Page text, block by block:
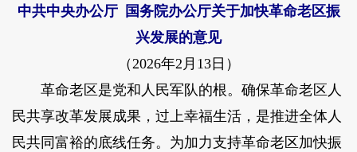
中共中央办公厅 国务院办公厅关于加快革命老区振
兴发展的意见
（2026年2月13日）
革命老区是党和人民军队的根。确保革命老区人
民共享改革发展成果，过上幸福生活，是推进全体人
民共同富裕的底线任务。为加力支持革命老区加快振